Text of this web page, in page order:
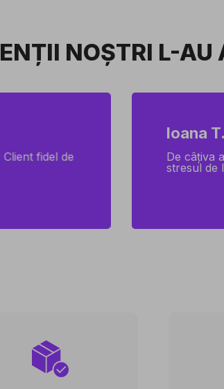
NOȘTRI L-AU
fidel de
Ioana T.
De câțiva
stresul de